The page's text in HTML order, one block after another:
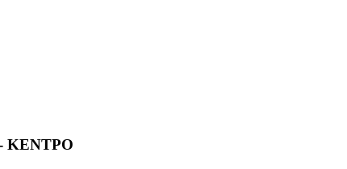
ΚΕΝΤΡΟ